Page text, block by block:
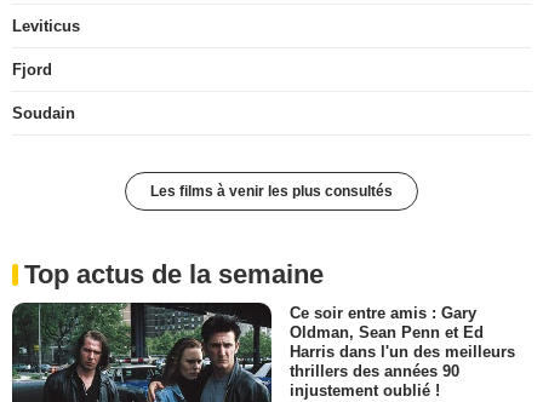
Leviticus
Fjord
Soudain
Les films à venir les plus consultés
Top actus de la semaine
Ce soir entre amis : Gary
Oldman, Sean Penn et Ed
Harris dans l'un des meilleurs
thrillers des années 90
injustement oublié !